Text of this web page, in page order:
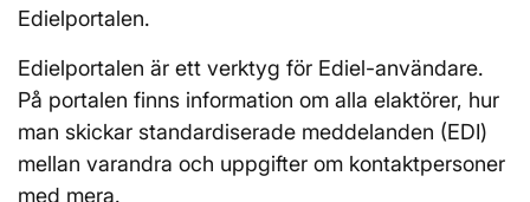
Edielportalen.
Edielportalen är ett verktyg för Ediel-användare.
På portalen finns information om alla elaktörer, hur
man skickar standardiserade meddelanden (EDI)
mellan varandra och uppgifter om kontaktpersoner
med mera.